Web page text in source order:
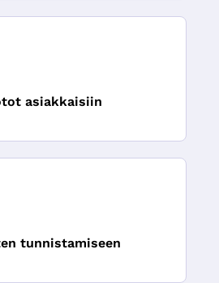
asiakkaisiin
tunnistamiseen